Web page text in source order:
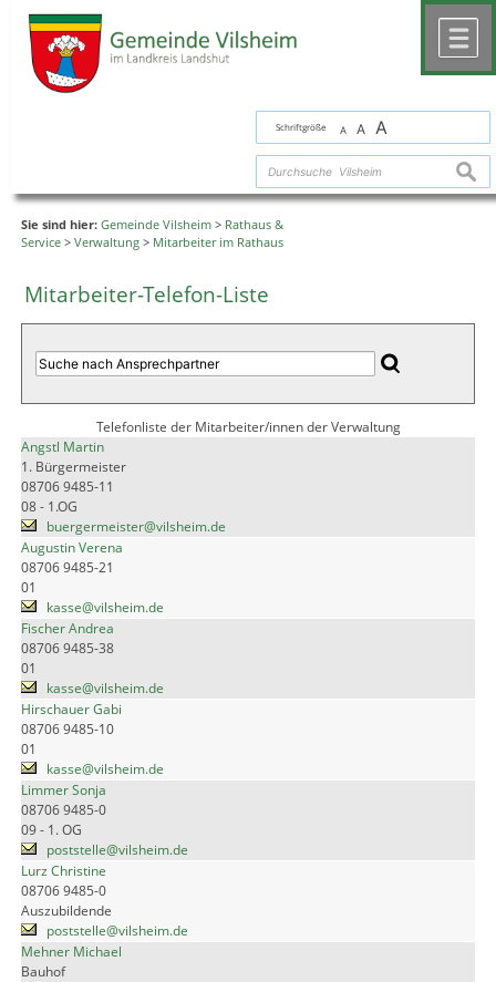
Schriftgröße A A A
Sie sind hier: Gemeinde Vilsheim > Rathaus &
Service > Verwaltung > Mitarbeiter im Rathaus
Mitarbeiter-Telefon-Liste
Telefonliste der Mitarbeiter/innen der Verwaltung
Angstl Martin
1. Bürgermeister
08706 9485-11
08 - 1.OG
buergermeister@vilsheim.de
Augustin Verena
08706 9485-21
01
kasse@vilsheim.de
Fischer Andrea
08706 9485-38
01
kasse@vilsheim.de
Hirschauer Gabi
08706 9485-10
01
kasse@vilsheim.de
Limmer Sonja
08706 9485-0
09 - 1. OG
poststelle@vilsheim.de
Lurz Christine
08706 9485-0
Auszubildende
poststelle@vilsheim.de
Mehner Michael
Bauhof